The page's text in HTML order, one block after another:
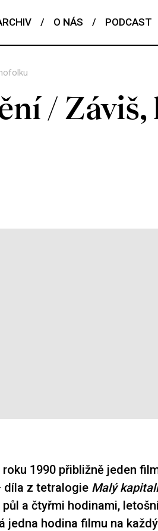
/ O NÁS / PODCAST
/
1990 přibližně jeden
díla z tetralogie Malý
a čtyřmi hodinami,
jedna hodina filmu na